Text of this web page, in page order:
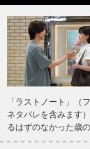
「ラストノート」（
ネタバレを含みます
るはずのなかった歳